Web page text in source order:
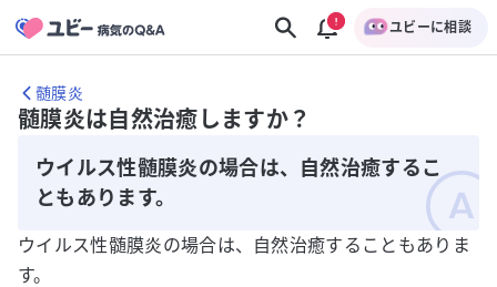
ユビーに相談
髄膜炎
髄膜炎は自然治癒しますか？
ウイルス性髄膜炎の場合は、自然治癒するこ
ともあります。
ウイルス性髄膜炎の場合は、自然治癒することもありま
す。